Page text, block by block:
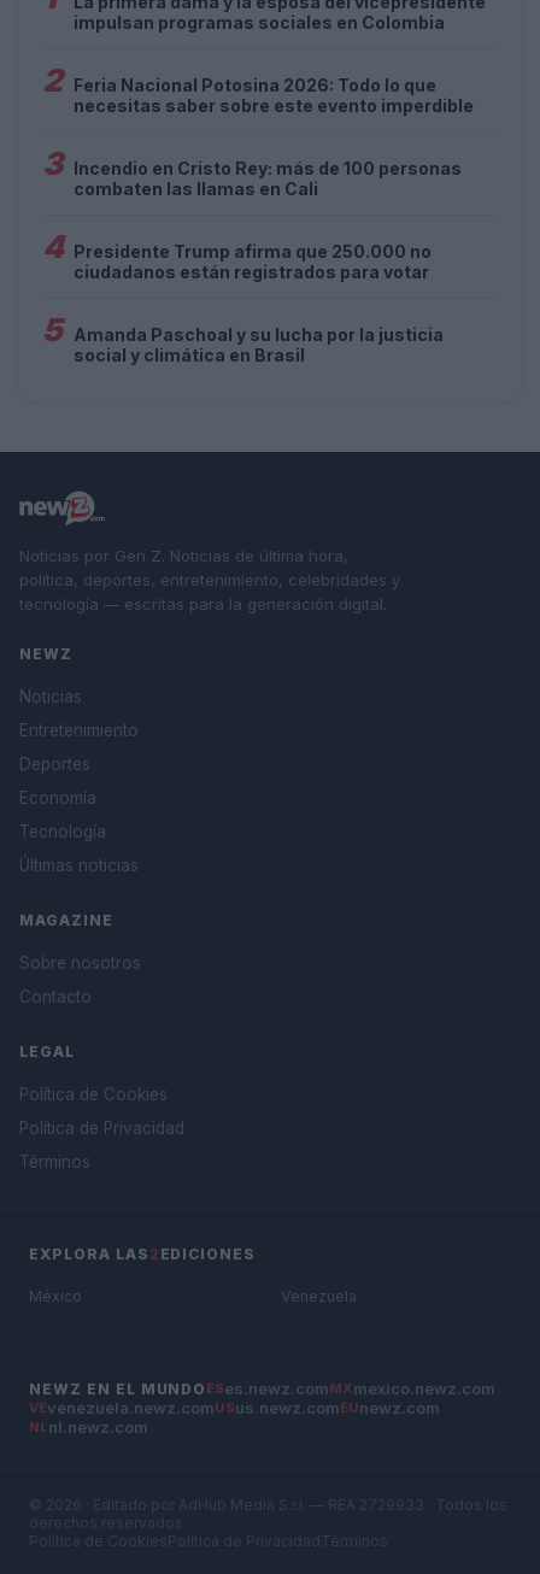
impulsan programas sociales en Colombia
2 Feria Nacional Potosina 2026: Todo lo que
necesitas saber sobre este evento imperdible
3 Incendio en Cristo Rey: más de 100 personas
combaten las llamas en Cali
4 Presidente Trump afirma que 250.000 no
ciudadanos están registrados para votar
5 Amanda Paschoal y su lucha por la justicia
social y climática en Brasil
Noticias por Gen Z. Noticias de última hora,
política, deportes, entretenimiento, celebridades y
tecnología — escritas para la generación digital.
NEWZ
Noticias
Entretenimiento
Deportes
Economía
Tecnología
Últimas noticias
MAGAZINE
Sobre nosotros
Contacto
LEGAL
Política de Cookies
Política de Privacidad
Términos
EXPLORA LAS 2 EDICIONES
México Venezuela
NEWZ EN EL MUNDO ESes.newz.com MXmexico.newz.com
VEvenezuela.newz.com USus.newz.com EUnewz.com
NLnl.newz.com
© 2026 · Editado por AdHub Media S.r.l. — REA 2729933 · Todos los
derechos reservados
Política de Cookies Política de Privacidad Términos